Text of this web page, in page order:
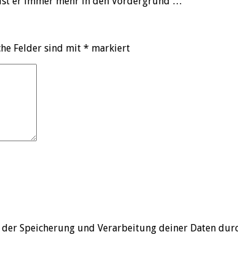
Felder sind mit * markiert
Speicherung und Verarbeitung deiner Daten